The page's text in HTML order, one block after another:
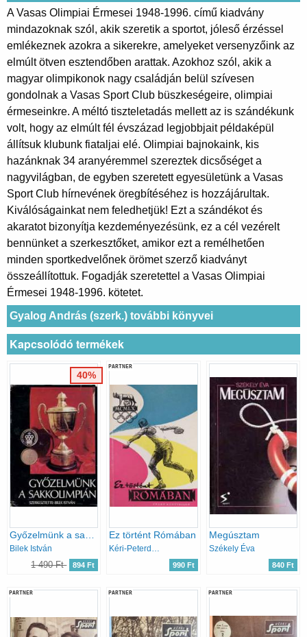
A Vasas Olimpiai Érmesei 1948-1996. című kiadvány
mindazoknak szól, akik szeretik a sportot, jóleső érzéssel
emlékeznek azokra a sikerekre, amelyeket versenyzőink az
elmúlt ötven esztendőben arattak. Azokhoz szól, akik a
magyar olimpikonok nagy családján belül szívesen
gondolnak a Vasas Sport Club büszkeségeire, olimpiai
érmeseinkre. A méltó tiszteletadás mellett az is szándékunk
volt, hogy az elmúlt fél évszázad legjobbjait példaképül
állítsuk klubunk fiataljai elé. Olimpiai bajnokaink, kis
hazánknak 34 aranyéremmel szereztek dicsőséget a
nagyvilágban, de egyben szeretett egyesületünk a Vasas
Sport Club hírnevének öregbítéséhez is hozzájárultak.
Kiválóságainkat nem feledhetjük! Ezt a szándékot és
akaratot bizonyítja kezdeményezésünk, ez a cél vezérelt
bennünket a szerkesztőket, amikor ezt a remélhetően
minden sportkedvelőnek örömet szerző kiadványt
összeállítottuk. Fogadják szeretettel a Vasas Olimpiai
Érmesei 1948-1996. kötetet.
Gyalog András (szerk.) további könyvei
Kapcsolódó termékek
Győzelmünk a sakkolimpián
Bilek István
1 490 Ft 894 Ft
40%
PARTNER
Ez történt Rómában
Kéri-Peterdi-Szebenyi-Szűcs
990 Ft
Megúsztam
Székely Éva
840 Ft
PARTNER PARTNER PARTNER